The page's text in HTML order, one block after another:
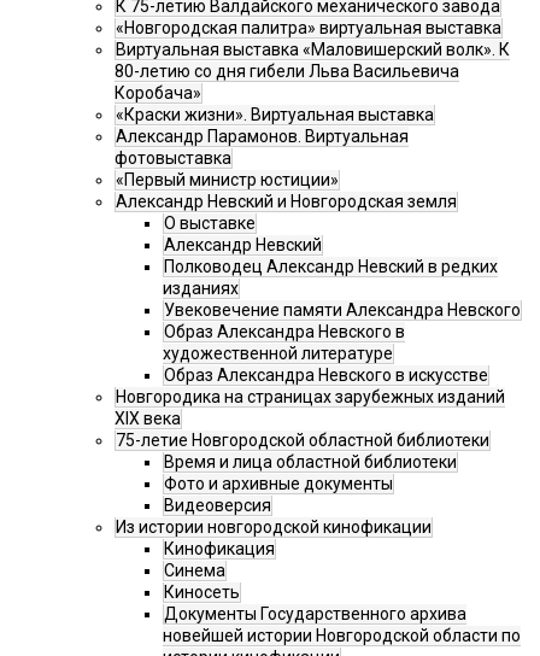
К 75-летию Валдайского механического завода
«Новгородская палитра» виртуальная выставка
Виртуальная выставка «Маловишерский волк». К
80-летию со дня гибели Льва Васильевича
Коробача»
«Краски жизни». Виртуальная выставка
Александр Парамонов. Виртуальная
фотовыставка
«Первый министр юстиции»
Александр Невский и Новгородская земля
О выставке
Александр Невский
Полководец Александр Невский в редких
изданиях
Увековечение памяти Александра Невского
Образ Александра Невского в
художественной литературе
Образ Александра Невского в искусстве
Новгородика на страницах зарубежных изданий
XIX века
75-летие Новгородской областной библиотеки
Время и лица областной библиотеки
Фото и архивные документы
Видеоверсия
Из истории новгородской кинофикации
Кинофикация
Синема
Киносеть
Документы Государственного архива
новейшей истории Новгородской области по